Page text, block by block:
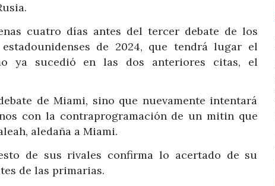
cuatro días antes del tercer debate de los
de 2024, que tendrá lugar el
ya sucedió en las dos anteriores citas, el
de Miami, sino que nuevamente intentará
con la contraprogramación de un mitin que
aledaña a Miami.
de sus rivales confirma lo acertado de su
de las primarias.